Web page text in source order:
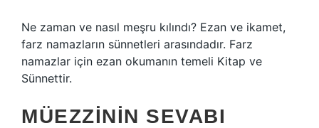
Ne zaman ve nasıl meşru kılındı? Ezan ve ikamet,
farz namazların sünnetleri arasındadır. Farz
namazlar için ezan okumanın temeli Kitap ve
Sünnettir.
MÜEZZININ SEVABI